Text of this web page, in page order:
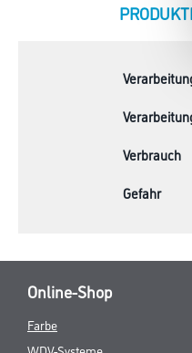
CURRENT
Verbrauch
Gefahr
Online-Shop
Farbe